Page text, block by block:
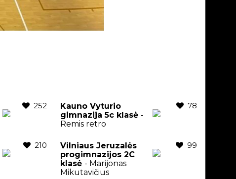
252
Kauno Vyturio
gimnazija 5c klasė -
Remis retro
78
210
Vilniaus Jeruzalės
progimnazijos 2C
klasė - Marijonas
Mikutavičius
99